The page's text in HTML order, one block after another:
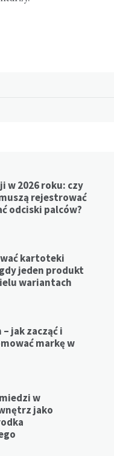
w 2026 roku: czy
rejestrować
odciski palców?
kartoteki
jeden produkt
wariantach
jak zacząć i
markę w
w
jako